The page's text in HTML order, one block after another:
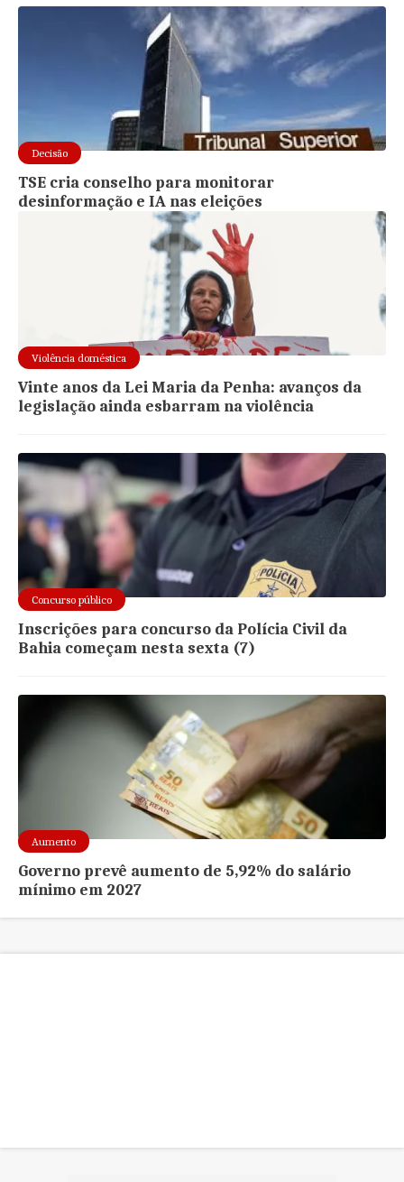
Decisão
TSE cria conselho para monitorar
desinformação e IA nas eleições
Violência doméstica
Vinte anos da Lei Maria da Penha: avanços da
legislação ainda esbarram na violência
Concurso público
Inscrições para concurso da Polícia Civil da
Bahia começam nesta sexta (7)
Aumento
Governo prevê aumento de 5,92% do salário
mínimo em 2027